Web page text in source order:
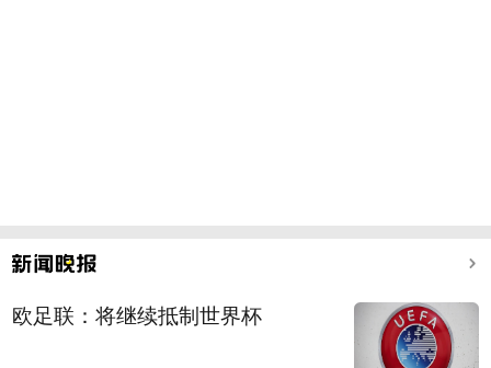
欧足联：将继续抵制世界杯